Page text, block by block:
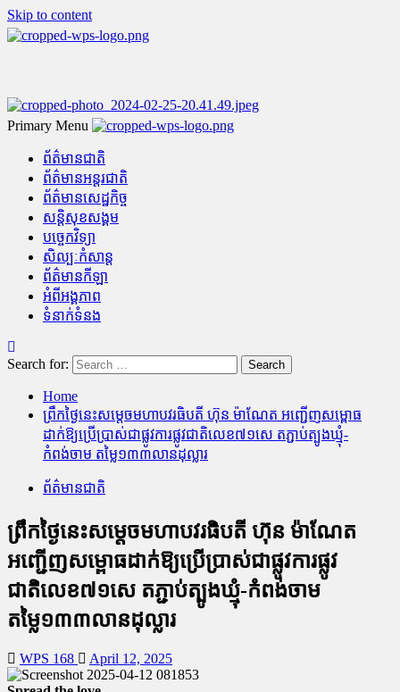
Skip to content
Primary Menu
ព័ត៌មានជាតិ
ព័ត៌មានអន្តរជាតិ
ព័ត៌មានសេដ្ឋកិច្ច
សន្តិសុខសង្គម
បច្ចេកវិទ្យា
សិល្បៈកំសាន្ត
ព័ត៌មានកីឡា
អំពីអង្គភាព
ទំនាក់ទំនង
Search for:
Home
ព្រឹកថ្ងៃនេះសម្តេចមហាបវរធិបតី ហ៊ុន ម៉ាណែត អញ្ជើញសម្ពោធ
ដាក់ឱ្យប្រើប្រាស់ជាផ្លូវការ​ផ្លូវជាតិលេខ​៧១សេ តភ្ជាប់ត្បូងឃ្មុំ-
កំពង់ចាម តម្លៃ១៣៣លានដុល្លារ
ព័ត៌មានជាតិ
ព្រឹកថ្ងៃនេះសម្តេចមហាបវរធិបតី ហ៊ុន ម៉ាណែត
អញ្ជើញសម្ពោធដាក់ឱ្យប្រើប្រាស់ជាផ្លូវការ​ផ្លូវ
ជាតិលេខ​៧១សេ តភ្ជាប់ត្បូងឃ្មុំ-កំពង់ចាម
តម្លៃ១៣៣លានដុល្លារ
WPS 168 April 12, 2025